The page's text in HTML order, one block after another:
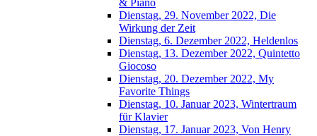
Dienstag, 29. November 2022, Die
Wirkung der Zeit
Dienstag, 6. Dezember 2022, Heldenlos
Dienstag, 13. Dezember 2022, Quintetto
Giocoso
Dienstag, 20. Dezember 2022, My
Favorite Things
Dienstag, 10. Januar 2023, Wintertraum
für Klavier
Dienstag, 17. Januar 2023, Von Henry